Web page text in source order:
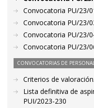
Convocatoria PU/23/
Convocatoria PU/23/
Convocatoria PU/23/
Convocatoria PU/23/
CONVOCATORIAS DE
Criterios de
Lista definitiva de
PUI/2023-230